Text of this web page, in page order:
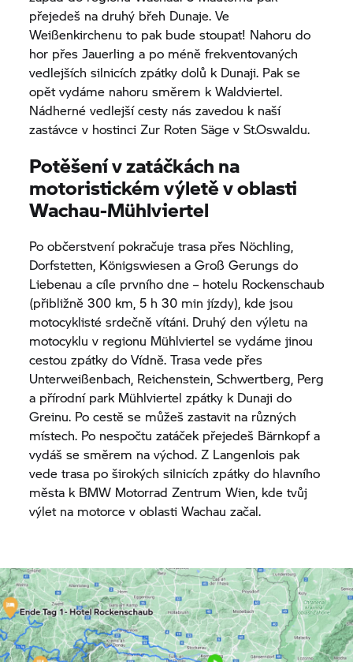
přejedeš na druhý břeh Dunaje. Ve
Weißenkirchenu to pak bude stoupat! Nahoru do
hor přes Jauerling a po méně frekventovaných
vedlejších silnicích zpátky dolů k Dunaji. Pak se
opět vydáme nahoru směrem k Waldviertel.
Nádherné vedlejší cesty nás zavedou k naší
zastávce v hostinci Zur Roten Säge v St.Oswaldu.
Potěšení v zatáčkách na
motoristickém výletě v oblasti
Wachau-Mühlviertel
Po občerstvení pokračuje trasa přes Nöchling,
Dorfstetten, Königswiesen a Groß Gerungs do
Liebenau a cíle prvního dne – hotelu Rockenschaub
(přibližně 300 km, 5 h 30 min jízdy), kde jsou
motocyklisté srdečně vítáni. Druhý den výletu na
motocyklu v regionu Mühlviertel se vydáme jinou
cestou zpátky do Vídně. Trasa vede přes
Unterweißenbach, Reichenstein, Schwertberg, Perg
a přírodní park Mühlviertel zpátky k Dunaji do
Greinu. Po cestě se můžeš zastavit na různých
místech. Po nespočtu zatáček přejedeš Bärnkopf a
vydáš se směrem na východ. Z Langenlois pak
vede trasa po širokých silnicích zpátky do hlavního
města k BMW Motorrad Zentrum Wien, kde tvůj
výlet na motorce v oblasti Wachau začal.